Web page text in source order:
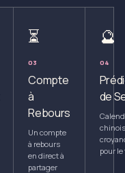
⏳
03
Compte
à
Rebours
Un compte
à rebours
en direct à
partager
🔮
04
de
pour